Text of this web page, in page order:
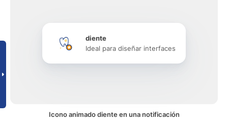
diente
Ideal para diseñar interfaces
Icono animado diente en una notificación